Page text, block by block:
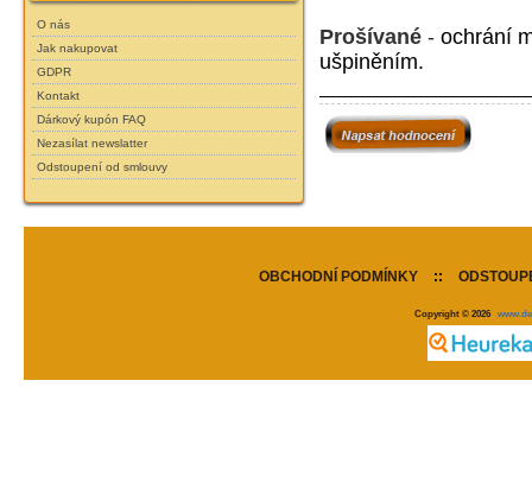
O nás
Jak nakupovat
GDPR
Kontakt
Dárkový kupón FAQ
Nezasílat newslatter
Odstoupení od smlouvy
Prošívané- ochrání
ušpiněním.
OBCHODNÍ PODMÍNKY ::
Copyright © 2026